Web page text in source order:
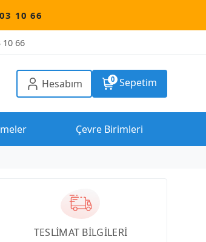
10 66
Hesabım 0 Sepetim
Çevre Birimleri
TESLİMAT BİLGİLERİ